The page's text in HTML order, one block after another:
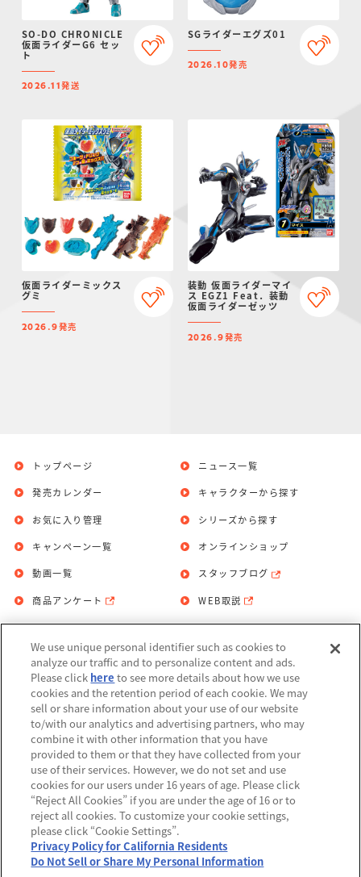
SO-DO CHRONICLE
仮面ライダーG6 セッ
ト
2026.11発送
SGライダーエグズ01
2026.10発売
仮面ライダーミックス
グミ
2026.9発売
装動 仮面ライダーマイ
ス EGZ1 Feat．装動
仮面ライダーゼッツ
2026.9発売
トップページ
発売カレンダー
お気に入り管理
ニュース一覧
キャラクターから探す
シリーズから探す
キャンペーン一覧
動画一覧
商品アンケート
オンラインショップ
スタッフブログ
WEB取説
お問い合わせ 個人情報保護方針
利用規約
Do Not Sell or Share My Personal
Information
アレルギー情報
©BANDAI
We use unique personal identifier such as cookies to
analyze our traffic and to personalize content and ads.
Please click here to see more details about how we use
cookies and the retention period of each cookie. We may
sell or share information about your use of our website
to/with our analytics and advertising partners, who may
combine it with other information that you have
provided to them or that they have collected from your
use of their services. However, we do not set and use
cookies for our users under 16 years of age. Please click
“Reject All Cookies” if you are under the age of 16 or to
reject all cookies. To customize your cookie settings,
please click “Cookie Settings”.
Privacy Policy for California Residents
Do Not Sell or Share My Personal Information